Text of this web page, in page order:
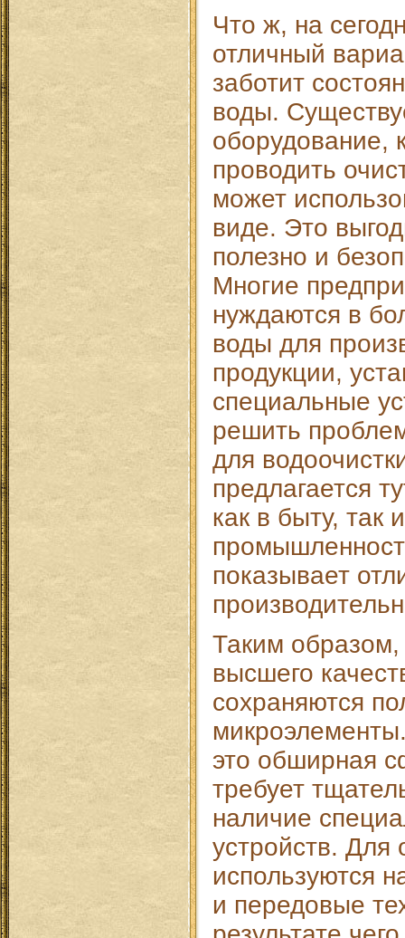
Что ж, на
отличный
заботит
воды.
оборудование,
проводить
может
виде. Это
полезно и
Многие
нуждаются в
воды для
продукции,
специальные
решить
для
предлагается
как в быту, так
показывает
Таким образом,
высшего
сохраняются
это обширная
требует
наличие
устройств. Для
используются
и передовые